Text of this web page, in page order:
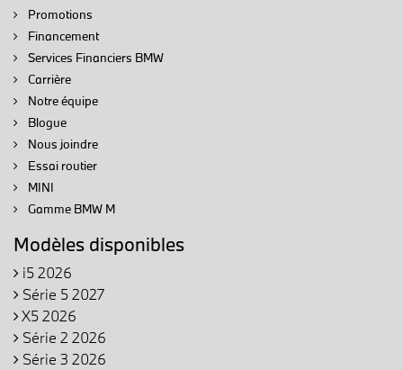
Promotions
Financement
Services Financiers BMW
Carrière
Notre équipe
Blogue
Nous joindre
Essai routier
MINI
Gamme BMW M
Modèles disponibles
i5 2026
Série 5 2027
X5 2026
Série 2 2026
Série 3 2026